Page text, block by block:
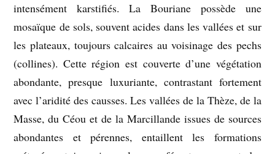
intensément karstifiés. La Bouriane possède une
mosaïque de sols, souvent acides dans les vallées et sur
les plateaux, toujours calcaires au voisinage des pechs
(collines). Cette région est couverte d’une végétation
abondante, presque luxuriante, contrastant fortement
avec l’aridité des causses. Les vallées de la Thèze, de la
Masse, du Céou et de la Marcillande issues de sources
abondantes et pérennes, entaillent les formations